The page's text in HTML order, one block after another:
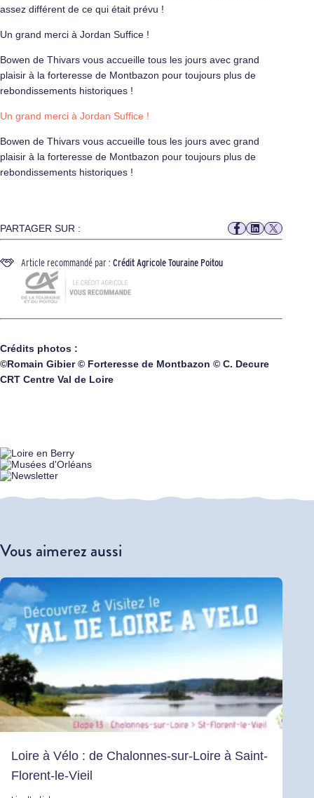
assez différent de ce qui était prévu !
Un grand merci à Jordan Suffice !
Bowen de Thivars vous accueille tous les jours avec grand
plaisir à la forteresse de Montbazon pour toujours plus de
rebondissements historiques !
Un grand merci à Jordan Suffice !
Bowen de Thivars vous accueille tous les jours avec grand
plaisir à la forteresse de Montbazon pour toujours plus de
rebondissements historiques !
PARTAGER SUR :
Article recommandé par : Crédit Agricole Touraine Poitou
Crédits photos :
©Romain Gibier © Forteresse de Montbazon © C. Decure
CRT Centre Val de Loire
Vous aimerez aussi
Loire à Vélo : de Chalonnes-sur-Loire à Saint-
Florent-le-Vieil